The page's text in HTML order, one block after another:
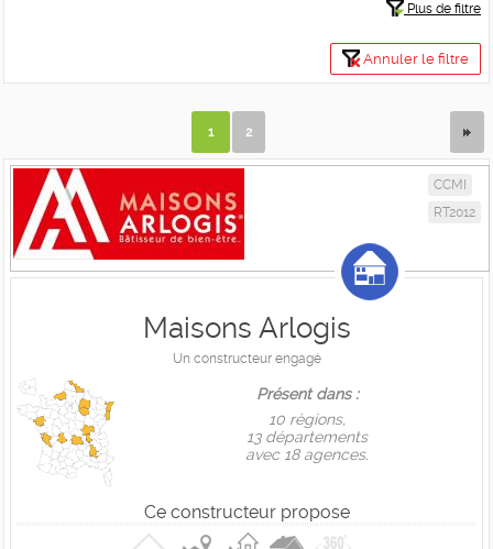
Plus de filtre
Annuler le filtre
1 2
CCMI
RT2012
Maisons Arlogis
Un constructeur engagé
Présent dans :
10 règions,
13 départements
avec 18 agences.
Ce constructeur propose